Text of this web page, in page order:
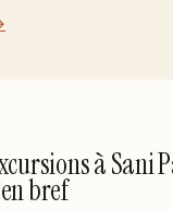
à Sani
bref